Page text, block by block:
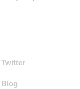
Twitter
Blog